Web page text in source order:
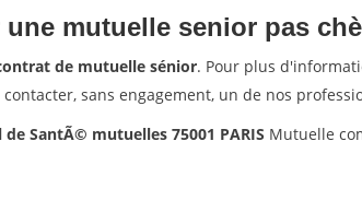
mutuelle senior pas
de mutuelle sénior. Pour plus
contacter, sans engagement, un de nos
SantÃ© mutuelles 75001 PARIS Mutuelle